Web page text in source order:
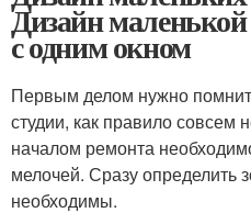
Дизайн
с одним окном
Первым делом нужно
студии, как правило совсем
началом ремонта
мелочей. Сразу определить
необходимы.